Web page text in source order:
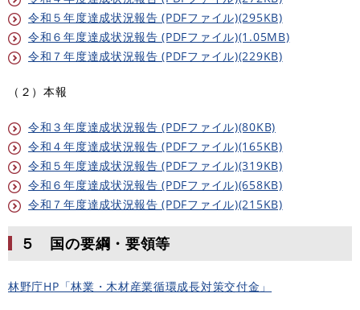
令和５年度達成状況報告 (PDFファイル)(295KB)
令和６年度達成状況報告 (PDFファイル)(1.05MB)
令和７年度達成状況報告 (PDFファイル)(229KB)
（２）本報
令和３年度達成状況報告 (PDFファイル)(80KB)
令和４年度達成状況報告 (PDFファイル)(165KB)
令和５年度達成状況報告 (PDFファイル)(319KB)
令和６年度達成状況報告 (PDFファイル)(658KB)
令和７年度達成状況報告 (PDFファイル)(215KB)
５ 国の要綱・要領等
林野庁HP「林業・木材産業循環成長対策交付金」